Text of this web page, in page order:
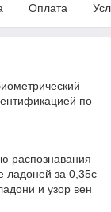
Оплата
по
распознавания
ладоней за 0,35с
и узор вен